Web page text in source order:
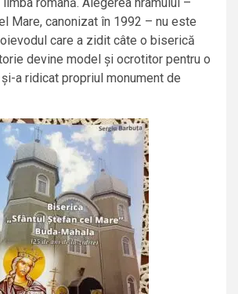
română. Alegerea hramului –
Mare, canonizat în 1992 – nu este
care a zidit câte o biserică
devine model și ocrotitor pentru o
a ridicat propriul monument de